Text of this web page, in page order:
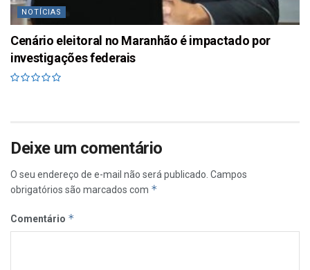
NOTÍCIAS
Cenário eleitoral no Maranhão é impactado por
investigações federais
Deixe um comentário
O seu endereço de e-mail não será publicado. Campos
obrigatórios são marcados com *
Comentário *